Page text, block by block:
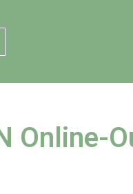
Online-